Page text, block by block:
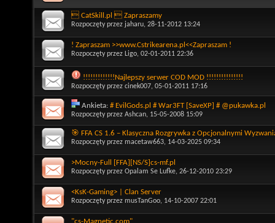
 CatSkill.pl  Zapraszamy
Rozpoczęty przez jaharu, 28-11-2012 13:24
! Zapraszam >>www.Cstrikearena.pl<<Zapraszam !
Rozpoczęty przez Ligo, 02-01-2011 22:36
!!!!!!!!!!!!!Najlepszy serwer COD MOD !!!!!!!!!!!!!!!
Rozpoczęty przez cinek007, 05-01-2011 17:16
Ankieta: # EvilGods.pl # War3FT [SaveXP] # @pukawka.pl
Rozpoczęty przez Ashcan, 15-05-2008 15:09
🎯 FFA CS 1.6 – Klasyczna Rozgrywka z Opcjonalnymi
Rozpoczęty przez macetaw663, 14-03-2025 09:34
>Mocny-Full [FFA][NS/S]cs-mf.pl
Rozpoczęty przez Opalam Se Lufke, 26-12-2010 23:29
<KsK-Gaming> | Clan Server
Rozpoczęty przez musTanGoo, 14-10-2007 22:01
"cs-Magnetic.com"